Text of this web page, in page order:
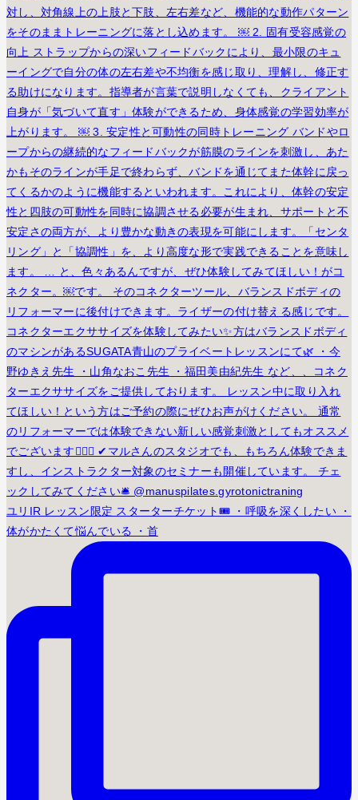
ユリIR レッスン限定 スターターチケット🎟️ ・呼吸を深くしたい ・
体がかたくて悩んでいる ・首